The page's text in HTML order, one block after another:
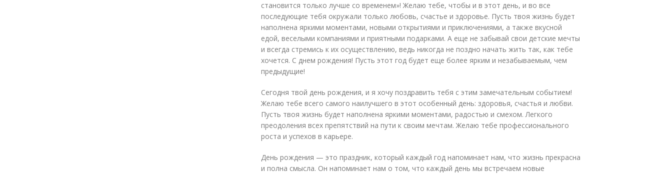
становится только лучше со временем»! Желаю тебе, чтобы и в этот день, и во все
последующие тебя окружали только любовь, счастье и здоровье. Пусть твоя жизнь будет
наполнена яркими моментами, новыми открытиями и приключениями, а также вкусной
едой, веселыми компаниями и приятными подарками. А еще не забывай свои детские мечты
и всегда стремись к их осуществлению, ведь никогда не поздно начать жить так, как тебе
хочется. С днем рождения! Пусть этот год будет еще более ярким и незабываемым, чем
предыдущие!
Сегодня твой день рождения, и я хочу поздравить тебя с этим замечательным событием!
Желаю тебе всего самого наилучшего в этот особенный день: здоровья, счастья и любви.
Пусть твоя жизнь будет наполнена яркими моментами, радостью и смехом. Легкого
преодоления всех препятствий на пути к своим мечтам. Желаю тебе профессионального
роста и успехов в карьере.
День рождения — это праздник, который каждый год напоминает нам, что жизнь прекрасна
и полна смысла. Он напоминает нам о том, что каждый день мы встречаем новые